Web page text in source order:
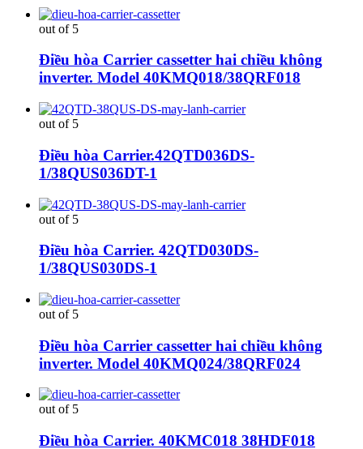
out of 5
Điều hòa Carrier cassetter hai chiều không
inverter. Model 40KMQ018/38QRF018
out of 5
Điều hòa Carrier.42QTD036DS-
1/38QUS036DT-1
out of 5
Điều hòa Carrier. 42QTD030DS-
1/38QUS030DS-1
out of 5
Điều hòa Carrier cassetter hai chiều không
inverter. Model 40KMQ024/38QRF024
out of 5
Điều hòa Carrier. 40KMC018 38HDF018